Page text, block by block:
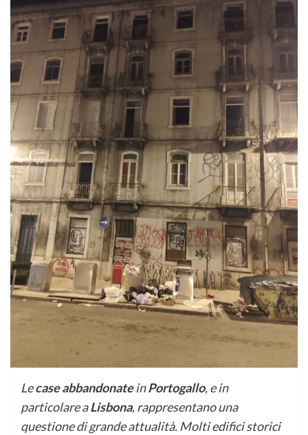
Lecase abbandonateinPortogallo, e in
particolare aLisbona, rappresentano una
questione di grande attualità. Molti edifici storici